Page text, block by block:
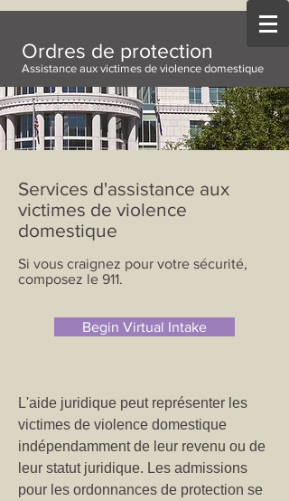
Ordres de protection
Assistance aux victimes de violence domestique
Services d'assistance aux
victimes de violence
domestique
Si vous craignez pour votre sécurité,
composez le 911.
Begin Virtual Intake
L'aide juridique peut représenter les
victimes de violence domestique
indépendamment de leur revenu ou de
leur statut juridique. Les admissions
pour les ordonnances de protection se